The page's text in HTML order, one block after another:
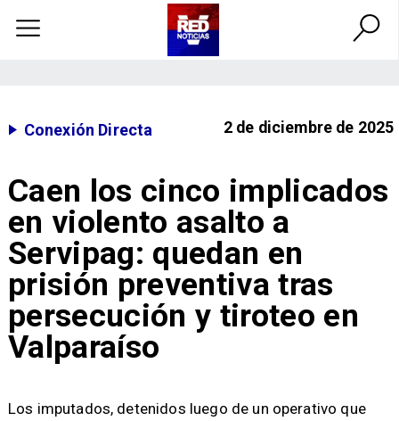
Conexión Directa 2 de diciembre de 2025
Caen los cinco implicados
en violento asalto a
Servipag: quedan en
prisión preventiva tras
persecución y tiroteo en
Valparaíso
​Los imputados, detenidos luego de un operativo que